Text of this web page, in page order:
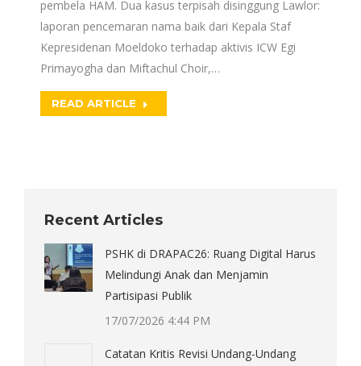
pembela HAM. Dua kasus terpisah disinggung Lawlor:
laporan pencemaran nama baik dari Kepala Staf
Kepresidenan Moeldoko terhadap aktivis ICW Egi
Primayogha dan Miftachul Choir,…
READ ARTICLE
Recent Articles
PSHK di DRAPAC26: Ruang Digital Harus
Melindungi Anak dan Menjamin
Partisipasi Publik
17/07/2026 4:44 PM
Catatan Kritis Revisi Undang-Undang